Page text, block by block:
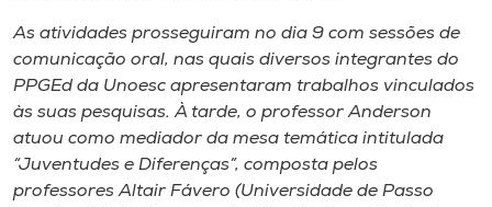
As atividades prosseguiram no dia 9 com sessões de
comunicação oral, nas quais diversos integrantes do
PPGEd da Unoesc apresentaram trabalhos vinculados
às suas pesquisas. À tarde, o professor Anderson
atuou como mediador da mesa temática intitulada
“Juventudes e Diferenças”, composta pelos
professores Altair Fávero (Universidade de Passo